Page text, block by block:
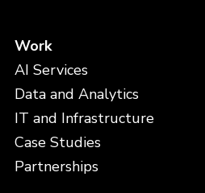
Work
AI Services
Data and Analytics
IT and Infrastructure
Case Studies
Partnerships